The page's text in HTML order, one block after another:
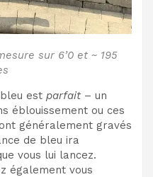
sur 6’0 et ~ 195
est parfait– un
éblouissement ou ces
généralement gravés
de bleu ira
vous lui lancez.
également vous